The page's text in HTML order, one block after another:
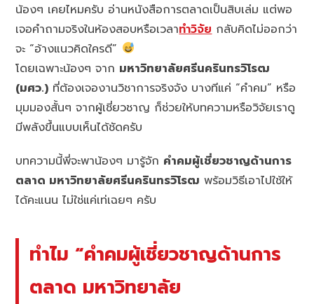
น้องๆ เคยไหมครับ อ่านหนังสือการตลาดเป็นสิบเล่ม แต่พอ
เจอคำถามจริงในห้องสอบหรือเวลาทำวิจัย กลับคิดไม่ออกว่า
จะ “อ้างแนวคิดใครดี”
โดยเฉพาะน้องๆ จาก มหาวิทยาลัยศรีนครินทรวิโรฒ
(มศว.) ที่ต้องเจองานวิชาการจริงจัง บางทีแค่ “คำคม” หรือ
มุมมองสั้นๆ จากผู้เชี่ยวชาญ ก็ช่วยให้บทความหรือวิจัยเราดู
มีพลังขึ้นแบบเห็นได้ชัดครับ
บทความนี้พี่จะพาน้องๆ มารู้จัก คำคมผู้เชี่ยวชาญด้านการ
ตลาด มหาวิทยาลัยศรีนครินทรวิโรฒ พร้อมวิธีเอาไปใช้ให้
ได้คะแนน ไม่ใช่แค่เท่เฉยๆ ครับ
ทำไม “คำคมผู้เชี่ยวชาญด้านการ
ตลาด มหาวิทยาลัย